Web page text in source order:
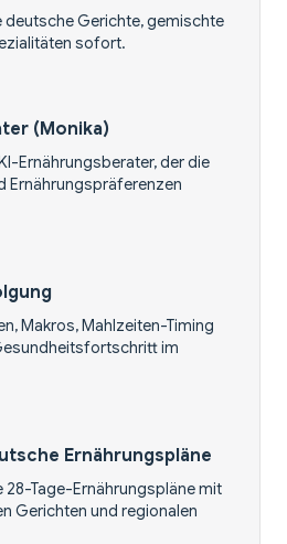
deutsche Gerichte, gemischte
sofort.
(Monika)
Ernährungsberater, der die
Ernährungspräferenzen
Makros, Mahlzeiten-Timing
im
Ernährungspläne
28-Tage-Ernährungspläne mit
Gerichten und regionalen